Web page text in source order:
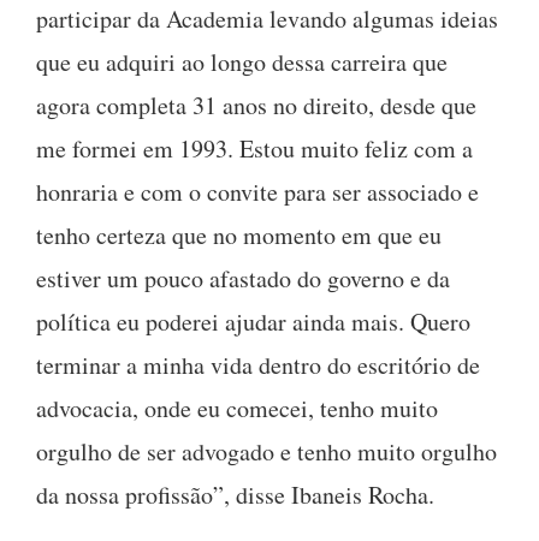
participar da Academia levando algumas ideias
que eu adquiri ao longo dessa carreira que
agora completa 31 anos no direito, desde que
me formei em 1993. Estou muito feliz com a
honraria e com o convite para ser associado e
tenho certeza que no momento em que eu
estiver um pouco afastado do governo e da
política eu poderei ajudar ainda mais. Quero
terminar a minha vida dentro do escritório de
advocacia, onde eu comecei, tenho muito
orgulho de ser advogado e tenho muito orgulho
da nossa profissão”, disse Ibaneis Rocha.